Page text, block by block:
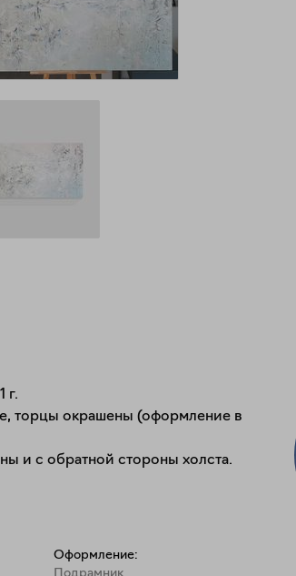
г.
торцы окрашены (оформление в
и с обратной стороны холста.
Оформление: